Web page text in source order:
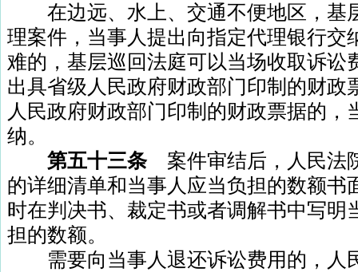
在边远、水上、交通不便地区，基
理案件，当事人提出向指定代理银行交
难的，基层巡回法庭可以当场收取诉讼
出具省级人民政府财政部门印制的财政
人民政府财政部门印制的财政票据的，
纳。
第五十三条案件审结后，人民法
的详细清单和当事人应当负担的数额书
时在判决书、裁定书或者调解书中写明
担的数额。
需要向当事人退还诉讼费用的，人